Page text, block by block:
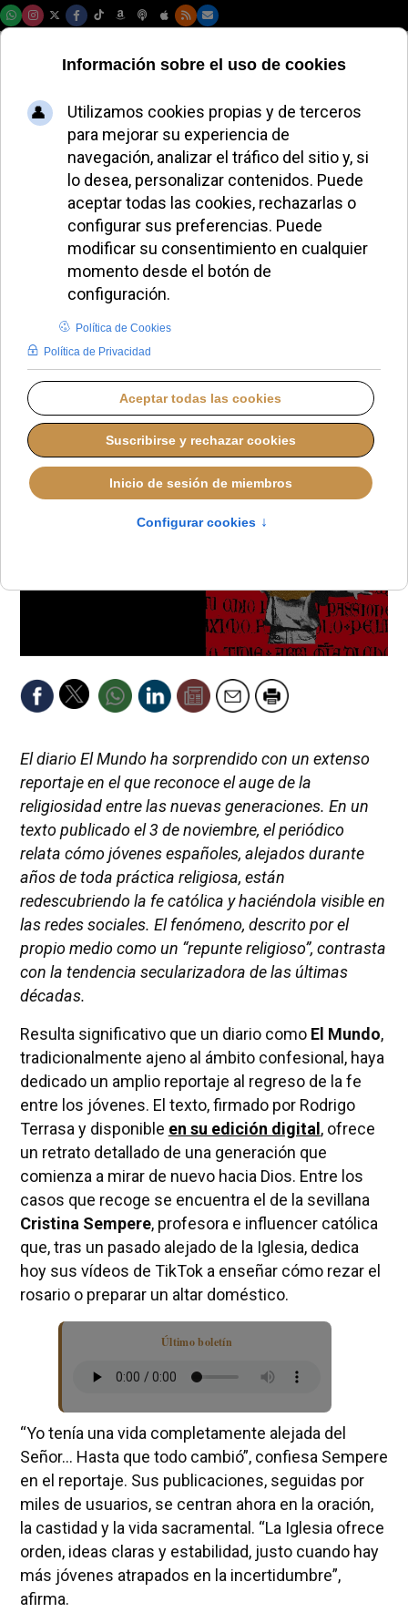
Influencers,
castidad y rosarios:
el despertar católico
que hasta El Mundo
celebra
MARTES, 04 NOVIEMBRE 2025 12:39
El diario El Mundo ha sorprendido con un extenso
reportaje en el que reconoce el auge de la
religiosidad entre las nuevas generaciones. En un
texto publicado el 3 de noviembre, el periódico
relata cómo jóvenes españoles, alejados durante
años de toda práctica religiosa, están
redescubriendo la fe católica y haciéndola visible en
las redes sociales. El fenómeno, descrito por el
propio medio como un “repunte religioso”, contrasta
con la tendencia secularizadora de las últimas
décadas.
Resulta significativo que un diario como El Mundo,
tradicionalmente ajeno al ámbito confesional, haya
dedicado un amplio reportaje al regreso de la fe
entre los jóvenes. El texto, firmado por Rodrigo
Terrasa y disponible en su edición digital, ofrece
un retrato detallado de una generación que
comienza a mirar de nuevo hacia Dios. Entre los
casos que recoge se encuentra el de la sevillana
Cristina Sempere, profesora e influencer católica
que, tras un pasado alejado de la Iglesia, dedica
hoy sus vídeos de TikTok a enseñar cómo rezar el
rosario o preparar un altar doméstico.
Último boletín
“Yo tenía una vida completamente alejada del
Señor… Hasta que todo cambió”, confiesa Sempere
en el reportaje. Sus publicaciones, seguidas por
miles de usuarios, se centran ahora en la oración,
la castidad y la vida sacramental. “La Iglesia ofrece
orden, ideas claras y estabilidad, justo cuando hay
más jóvenes atrapados en la incertidumbre”,
afirma.